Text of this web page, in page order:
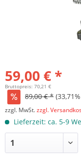
59,00 € *
Bruttopreis: 70,21 €
89,00 € *
zzgl. MwSt.zzgl.
Lieferzeit: ca. 5-9